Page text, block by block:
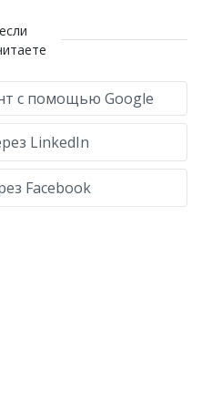
с помощью Google
LinkedIn
Facebook